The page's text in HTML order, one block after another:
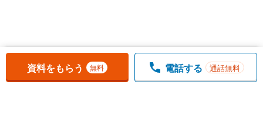
お気に入りに追加しました。 一覧を開く
資料をもらう 無料 電話する 通話無料